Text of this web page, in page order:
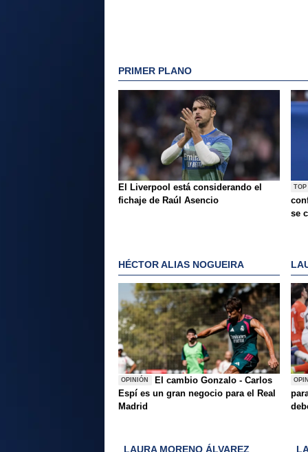
PRIMER PLANO
El Liverpool está considerando el
fichaje de Raúl Asencio
se
HÉCTOR ALIAS NOGUEIRA
OPINIÓN
El cambio Gonzalo - Carlos
Espí es un gran negocio para el Real
Madrid
LAURA MORENO ÁLVAREZ